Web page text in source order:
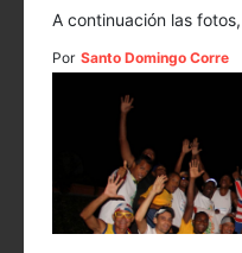
A continuación las
Por Santo Domingo Corre